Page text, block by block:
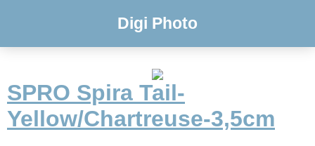
Digi Photo
SPRO Spira Tail-
Yellow/Chartreuse-3,5cm